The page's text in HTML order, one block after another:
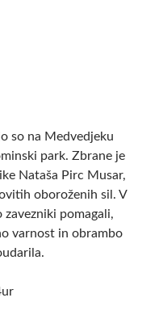
so na Medvedjeku
park. Zbrane je
Nataša Pirc Musar,
oboroženih sil. V
pomagali,
varnost in obrambo